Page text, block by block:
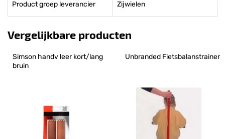
Product groep leverancier Zijwielen
Vergelijkbare producten
Simson handv leer kort/lang
bruin
Unbranded Fietsbalanstrainer